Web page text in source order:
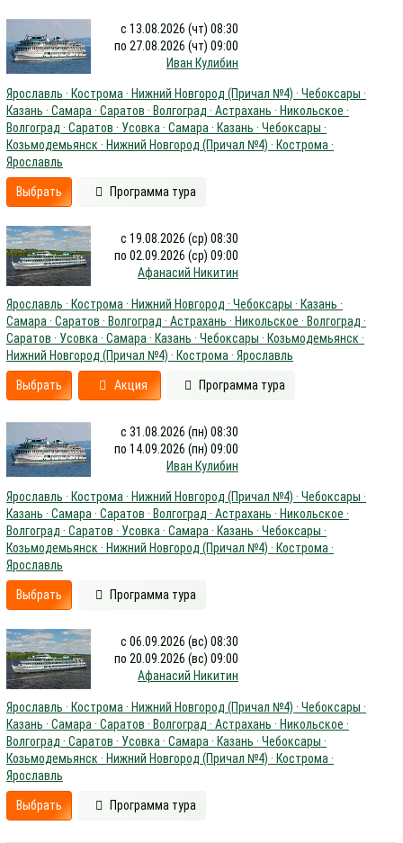
с 13.08.2026 (чт) 08:30
по 27.08.2026 (чт) 09:00
Иван Кулибин
Ярославль · Кострома · Нижний Новгород (Причал №4) · Чебоксары ·
Казань · Самара · Саратов · Волгоград · Астрахань · Никольское ·
Волгоград · Саратов · Усовка · Самара · Казань · Чебоксары ·
Козьмодемьянск · Нижний Новгород (Причал №4) · Кострома ·
Ярославль
Выбрать Программа тура
с 19.08.2026 (ср) 08:30
по 02.09.2026 (ср) 09:00
Афанасий Никитин
Ярославль · Кострома · Нижний Новгород · Чебоксары · Казань ·
Самара · Саратов · Волгоград · Астрахань · Никольское · Волгоград ·
Саратов · Усовка · Самара · Казань · Чебоксары · Козьмодемьянск ·
Нижний Новгород (Причал №4) · Кострома · Ярославль
Выбрать Акция Программа тура
с 31.08.2026 (пн) 08:30
по 14.09.2026 (пн) 09:00
Иван Кулибин
Ярославль · Кострома · Нижний Новгород (Причал №4) · Чебоксары ·
Казань · Самара · Саратов · Волгоград · Астрахань · Никольское ·
Волгоград · Саратов · Усовка · Самара · Казань · Чебоксары ·
Козьмодемьянск · Нижний Новгород (Причал №4) · Кострома ·
Ярославль
Выбрать Программа тура
с 06.09.2026 (вс) 08:30
по 20.09.2026 (вс) 09:00
Афанасий Никитин
Ярославль · Кострома · Нижний Новгород (Причал №4) · Чебоксары ·
Казань · Самара · Саратов · Волгоград · Астрахань · Никольское ·
Волгоград · Саратов · Усовка · Самара · Казань · Чебоксары ·
Козьмодемьянск · Нижний Новгород (Причал №4) · Кострома ·
Ярославль
Выбрать Программа тура